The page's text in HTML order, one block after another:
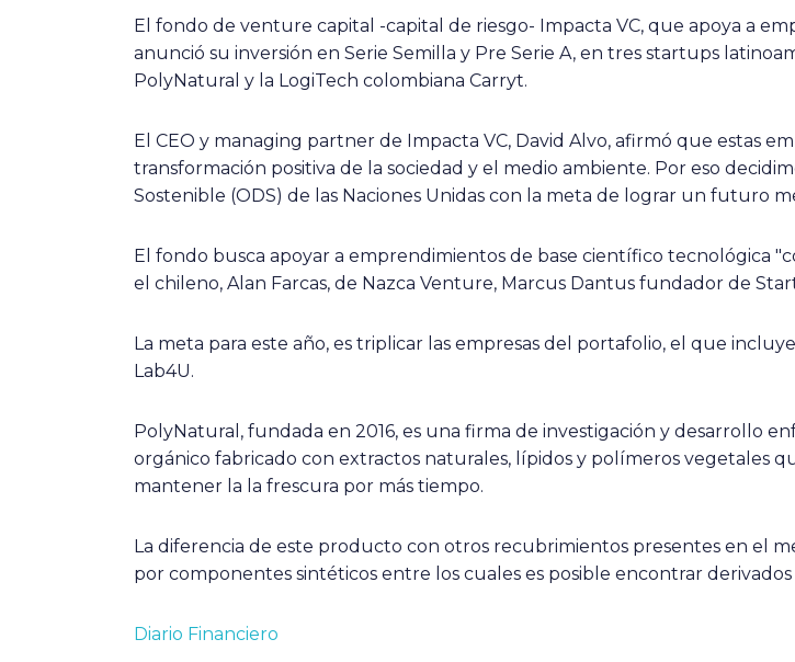
El fondo de venture capital -capital de riesgo- Impacta VC, que apoya a
anunció su inversión en Serie Semilla y Pre Serie A, en tres startups
PolyNatural y la LogiTech colombiana Carryt.
El CEO y managing partner de Impacta VC, David Alvo, afirmó que estas
transformación positiva de la sociedad y el medio ambiente. Por eso
Sostenible (ODS) de las Naciones Unidas con la meta de lograr un futuro
El fondo busca apoyar a emprendimientos de base científico tecnológica
el chileno, Alan Farcas, de Nazca Venture, Marcus Dantus fundador de
La meta para este año, es triplicar las empresas del portafolio, el que
Lab4U.
PolyNatural, fundada en 2016, es una firma de investigación y desarrollo
orgánico fabricado con extractos naturales, lípidos y polímeros vegetales
mantener la la frescura por más tiempo.
La diferencia de este producto con otros recubrimientos presentes en el
por componentes sintéticos entre los cuales es posible encontrar
Diario Financiero